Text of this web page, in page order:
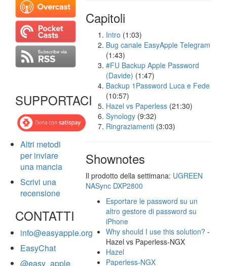
SUPPORTACI
Altri metodi
per inviare
una mancia
Scrivi una
recensione
CONTATTI
info@easyapple.org
EasyChat
@easy_apple
Capitoli
Intro (1:03)
Bug canale EasyApple Telegram
(1:43)
#FU Backup Apple Password
(Davide) (1:47)
Backup 1Password Luca e Fede
(10:57)
Hazel vs Paperless (21:30)
Synology (9:32)
Ringraziamenti (3:03)
Shownotes
Il prodotto della settimana: UGREEN
NASync DXP2800
Esportare le password su un
altro gestore di password su
iPhone
Why should I use this solution? -
Hazel vs Paperless-NGX
Hazel
Paperless-NGX